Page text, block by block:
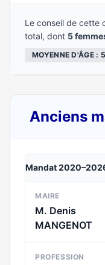
Le conseil de cette
total, dont 5
MOYENNE D'ÂGE :
Anciens
Mandat
MAIRE
M. Denis
MANGENOT
PROFESSION